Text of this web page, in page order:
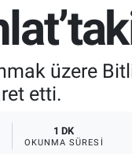
üzere
etti.
1 DK
OKUNMA SÜRESI